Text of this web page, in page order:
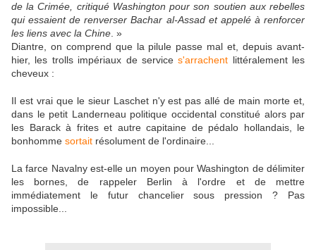
de la Crimée, critiqué Washington pour son soutien aux rebelles
qui essaient de renverser Bachar al-Assad et appelé à renforcer
les liens avec la Chine . »
Diantre, on comprend que la pilule passe mal et, depuis avant-
hier, les trolls impériaux de services'arrachent littéralement les
cheveux :
Il est vrai que le sieur Laschet n'y est pas allé de main morte et,
dans le petit Landerneau politique occidental constitué alors par
les Barack à frites et autre capitaine de pédalo hollandais, le
bonhomme sortait résolument de l'ordinaire...
La farce Navalny est-elle un moyen pour Washington de délimiter
les bornes, de rappeler Berlin à l'ordre et de mettre
immédiatement le futur chancelier sous pression ? Pas
impossible...